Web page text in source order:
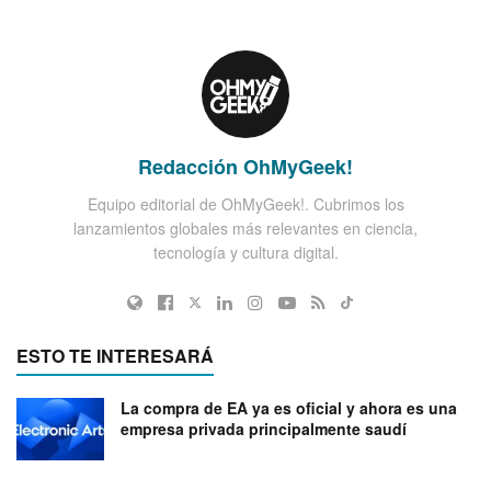
Redacción OhMyGeek!
Equipo editorial de OhMyGeek!. Cubrimos los
lanzamientos globales más relevantes en ciencia,
tecnología y cultura digital.
ESTO TE INTERESARÁ
La compra de EA ya es oficial y ahora es una
empresa privada principalmente saudí